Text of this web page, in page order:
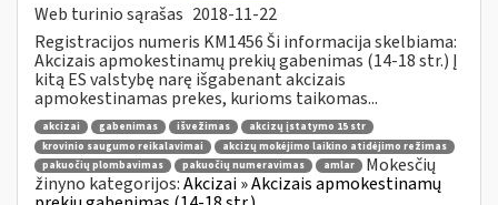
Web turinio sąrašas 2018-11-22
Registracijos numeris KM1456 Ši informacija skelbiama:
Akcizais apmokestinamų prekių gabenimas (14-18 str.) Į
kitą ES valstybę narę išgabenant akcizais
apmokestinamas prekes, kurioms taikomas...
akcizai gabenimas išvežimas
akcizų įstatymo 15 str
krovinio saugumo reikalavimai
akcizų mokėjimo laikino atidėjimo režimas
pakuočių plombavimas
pakuočių numeravimas amlar
Mokesčių
žinyno kategorijos:Akcizai » Akcizais apmokestinamų